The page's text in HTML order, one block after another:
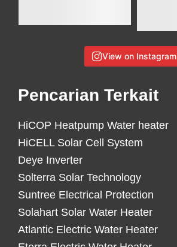
View on Instagram
Pencarian Terkait
HiCOP Heatpump Water heater
HiCELL Solar Cell System
Deye Inverter
Solterra Solar Technology
Suntree Electrical Protection
Solahart Solar Water Heater
Atlantic Electric Water Heater